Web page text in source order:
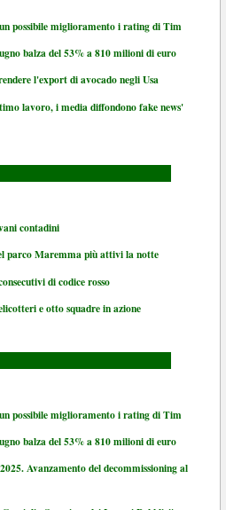
possibile miglioramento i rating di Tim
balza del 53% a 810 milioni di euro
l'export di avocado negli Usa
lavoro, i media diffondono fake news'
contadini
parco Maremma più attivi la notte
di codice rosso
e otto squadre in azione
possibile miglioramento i rating di Tim
balza del 53% a 810 milioni di euro
Avanzamento del decommissioning al